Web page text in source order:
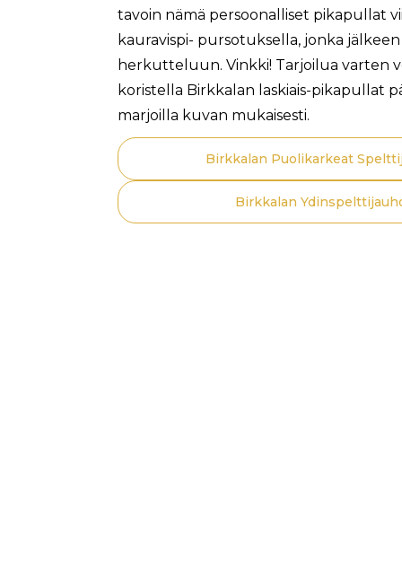
tavoin nämä persoonalliset pikapullat
kauravispi- pursotuksella, jonka
herkutteluun. Vinkki! Tarjoilua varten
koristella Birkkalan laskiais-pikapullat
marjoilla kuvan mukaisesti.
Birkkalan Puolikarkeat
Birkkalan